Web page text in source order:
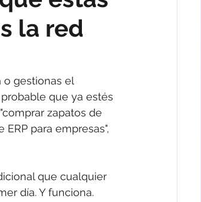
la red
o gestionas el
que ya estés
zapatos de
para empresas",
que cualquier
día. Y funciona.